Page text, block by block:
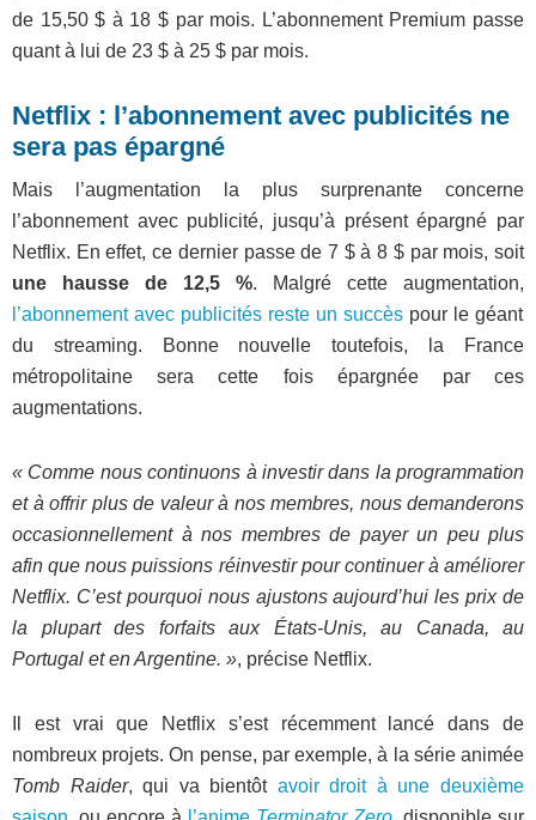
de 15,50 $ à 18 $ par mois. L’abonnement Premium passe
quant à lui de 23 $ à 25 $ par mois.
Netflix : l’abonnement avec publicités ne
sera pas épargné
Mais l’augmentation la plus surprenante concerne
l’abonnement avec publicité, jusqu’à présent épargné par
Netflix. En effet, ce dernier passe de 7 $ à 8 $ par mois, soit
une hausse de 12,5 %. Malgré cette augmentation,
l’abonnement avec publicités reste un succès pour le géant
du streaming. Bonne nouvelle toutefois, la France
métropolitaine sera cette fois épargnée par ces
augmentations.
« Comme nous continuons à investir dans la programmation
et à offrir plus de valeur à nos membres, nous demanderons
occasionnellement à nos membres de payer un peu plus
afin que nous puissions réinvestir pour continuer à améliorer
Netflix. C’est pourquoi nous ajustons aujourd’hui les prix de
la plupart des forfaits aux États-Unis, au Canada, au
Portugal et en Argentine. », précise Netflix.
Il est vrai que Netflix s’est récemment lancé dans de
nombreux projets. On pense, par exemple, à la série animée
Tomb Raider, qui va bientôt avoir droit à une deuxième